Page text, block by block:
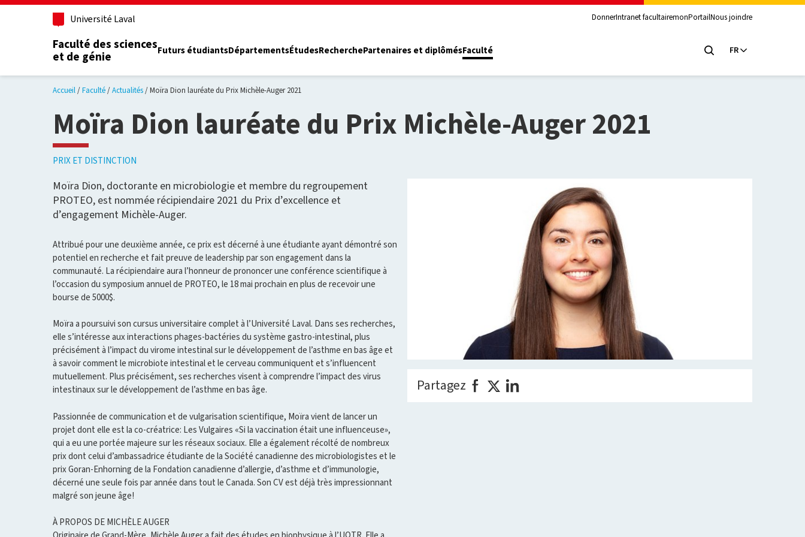
Aller au contenu principal
Université Laval DonnerIntranet facultairemonPortailNous joindre
Faculté des sciences
et de génie
Futurs étudiantsDépartementsÉtudesRecherchePartenaires et diplômésFaculté FR
Accueil Faculté Actualités Moïra Dion lauréate du Prix Michèle-Auger 2021
Moïra Dion lauréate du Prix Michèle-Auger 2021
PRIX ET DISTINCTION
Moïra Dion, doctorante en microbiologie et membre du regroupement
PROTEO, est nommée récipiendaire 2021 du Prix d’excellence et
d’engagement Michèle-Auger.
Attribué pour une deuxième année, ce prix est décerné à une étudiante ayant démontré son
potentiel en recherche et fait preuve de leadership par son engagement dans la
communauté. La récipiendaire aura l’honneur de prononcer une conférence scientifique à
l’occasion du symposium annuel de PROTEO, le 18 mai prochain en plus de recevoir une
bourse de 5000$.
Moïra a poursuivi son cursus universitaire complet à l’Université Laval. Dans ses recherches,
elle s’intéresse aux interactions phages-bactéries du système gastro-intestinal, plus
précisément à l’impact du virome intestinal sur le développement de l’asthme en bas âge et
à savoir comment le microbiote intestinal et le cerveau communiquent et s’influencent
mutuellement. Plus précisément, ses recherches visent à comprendre l’impact des virus
intestinaux sur le développement de l’asthme en bas âge.
Passionnée de communication et de vulgarisation scientifique, Moïra vient de lancer un
projet dont elle est la co-créatrice: Les Vulgaires «Si la vaccination était une influenceuse»,
qui a eu une portée majeure sur les réseaux sociaux. Elle a également récolté de nombreux
prix dont celui d’ambassadrice étudiante de la Société canadienne des microbiologistes et le
prix Goran-Enhorning de la Fondation canadienne d’allergie, d’asthme et d’immunologie,
décerné une seule fois par année dans tout le Canada. Son CV est déjà très impressionnant
malgré son jeune âge!
À PROPOS DE MICHÈLE AUGER
Partagez